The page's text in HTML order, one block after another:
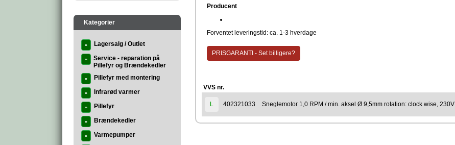
Kategorier
» Lagersalg / Outlet
»
Service - reparation på
Pillefyr og Brændekedler
» Pillefyr med montering
» Infrarød varmer
» Pillefyr
» Brændekedler
» Varmepumper
Producent
Forventet leveringstid: ca. 1-3 hverdage
PRISGARANTI - Set billigere?
VVS nr.
L 402321033 Sneglemotor 1,0 RPM / min. aksel Ø 9,5mm rotation: clock wise, 230V